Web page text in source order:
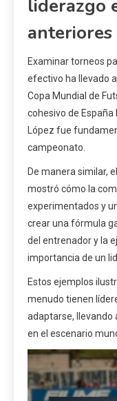
liderazgo
anteriores
Examinar torneos
efectivo ha llevado
Copa Mundial de
cohesivo de
López fue
campeonato.
De manera similar,
mostró cómo la
experimentados y
crear una fórmula
del entrenador y la
importancia de un
Estos ejemplos
menudo tienen
adaptarse, llevando
en el escenario